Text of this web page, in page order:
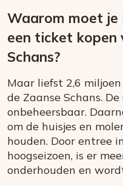
Waarom moet je
een ticket kopen
Schans?
Maar liefst 2,6
de Zaanse Schans.
onbeheersbaar.
om de huisjes en
houden. Door entree
hoogseizoen, is er
onderhouden en